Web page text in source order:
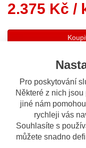
Pro poskytování
Některé z nich
jiné nám
rychleji vás
Souhlasíte s
můžete snadno
2.375 Kč /
Popis Odeslat
Popis výrobku